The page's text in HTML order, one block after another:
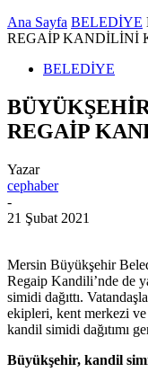
Ana Sayfa BELEDİYE
REGAİP KANDİLİNİ
BELEDİYE
REGAİP
Yazar
cephaber
-
21 Şubat 2021
Mersin Büyükşehir
Regaip Kandili’nde de
simidi dağıttı.
ekipleri, kent merkezi
kandil simidi dağıtımı
Büyükşehir, kandil